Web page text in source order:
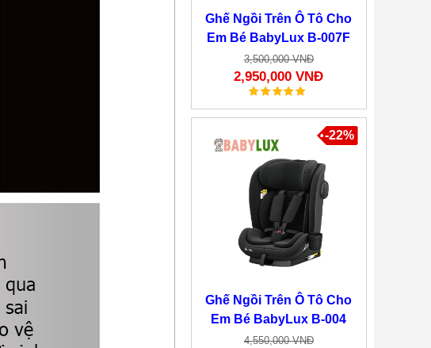
Ghế Ngồi Trên Ô Tô Cho
Em Bé BabyLux B-007F
3,500,000 VNĐ
2,950,000 VNĐ
Ghế Ngồi Trên Ô Tô Cho
Em Bé BabyLux B-004
4,550,000 VNĐ
-22%